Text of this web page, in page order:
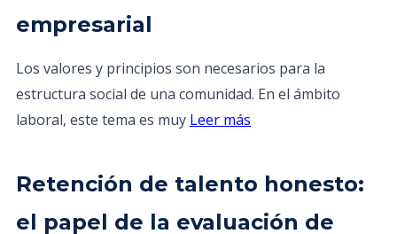
empresarial
Los valores y principios son necesarios para la
estructura social de una comunidad. En el ámbito
laboral, este tema es muy Leer más
Retención de talento honesto:
el papel de la evaluación de